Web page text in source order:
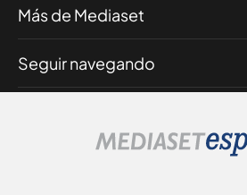
Más de Mediaset
Seguir navegando